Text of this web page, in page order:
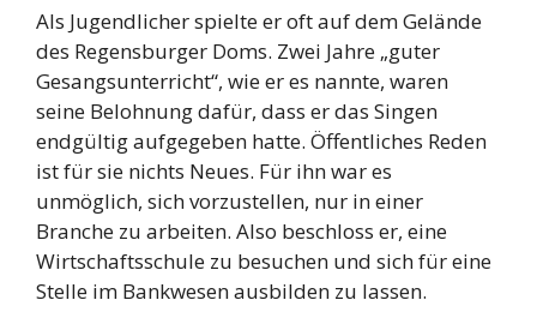
Als Jugendlicher spielte er oft auf dem Gelände
des Regensburger Doms. Zwei Jahre „guter
Gesangsunterricht“, wie er es nannte, waren
seine Belohnung dafür, dass er das Singen
endgültig aufgegeben hatte. Öffentliches Reden
ist für sie nichts Neues. Für ihn war es
unmöglich, sich vorzustellen, nur in einer
Branche zu arbeiten. Also beschloss er, eine
Wirtschaftsschule zu besuchen und sich für eine
Stelle im Bankwesen ausbilden zu lassen.